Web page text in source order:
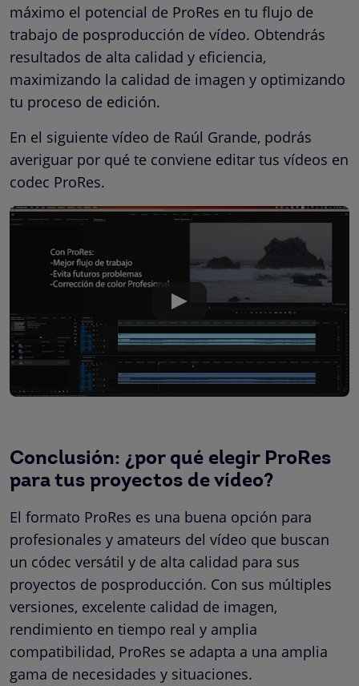
máximo el potencial de ProRes en tu flujo de
trabajo de posproducción de vídeo. Obtendrás
resultados de alta calidad y eficiencia,
maximizando la calidad de imagen y optimizando
tu proceso de edición.
En el siguiente vídeo de Raúl Grande, podrás
averiguar por qué te conviene editar tus vídeos en
codec ProRes.
Conclusión: ¿por qué elegir ProRes
para tus proyectos de vídeo?
El formato ProRes es una buena opción para
profesionales y amateurs del vídeo que buscan
un códec versátil y de alta calidad para sus
proyectos de posproducción. Con sus múltiples
versiones, excelente calidad de imagen,
rendimiento en tiempo real y amplia
compatibilidad, ProRes se adapta a una amplia
gama de necesidades y situaciones.